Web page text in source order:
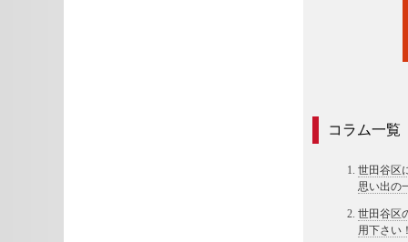
コラム一覧
世田谷区
思い出の
世田谷区
用下さい